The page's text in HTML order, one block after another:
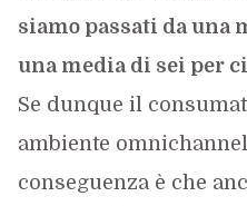
siamo passati da una
una media di sei per
Se dunque il
ambiente
conseguenza è che